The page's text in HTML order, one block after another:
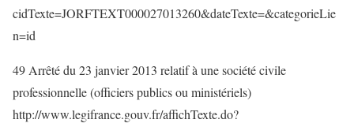
cidTexte=JORFTEXT000027013260&dateTexte=&categorieLie
n=id
49 Arrêté du 23 janvier 2013 relatif à une société civile
professionnelle (officiers publics ou ministériels)
http://www.legifrance.gouv.fr/affichTexte.do?